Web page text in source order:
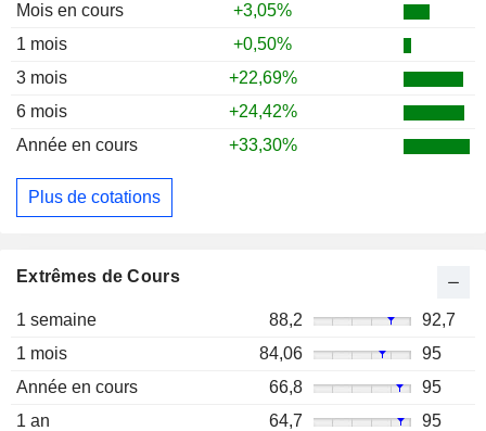
Mois en cours
+3,05%
1 mois
+0,50%
3 mois
+22,69%
6 mois
+24,42%
Année en cours
+33,30%
Plus de cotations
Extrêmes de Cours
1 semaine 88,2
92,7
1 mois
84,06
95
Année en cours
66,8
95
1 an
64,7
95